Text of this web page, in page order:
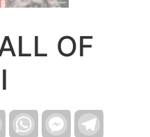
OF
Gmail WhatsAppFacebook
Messenger